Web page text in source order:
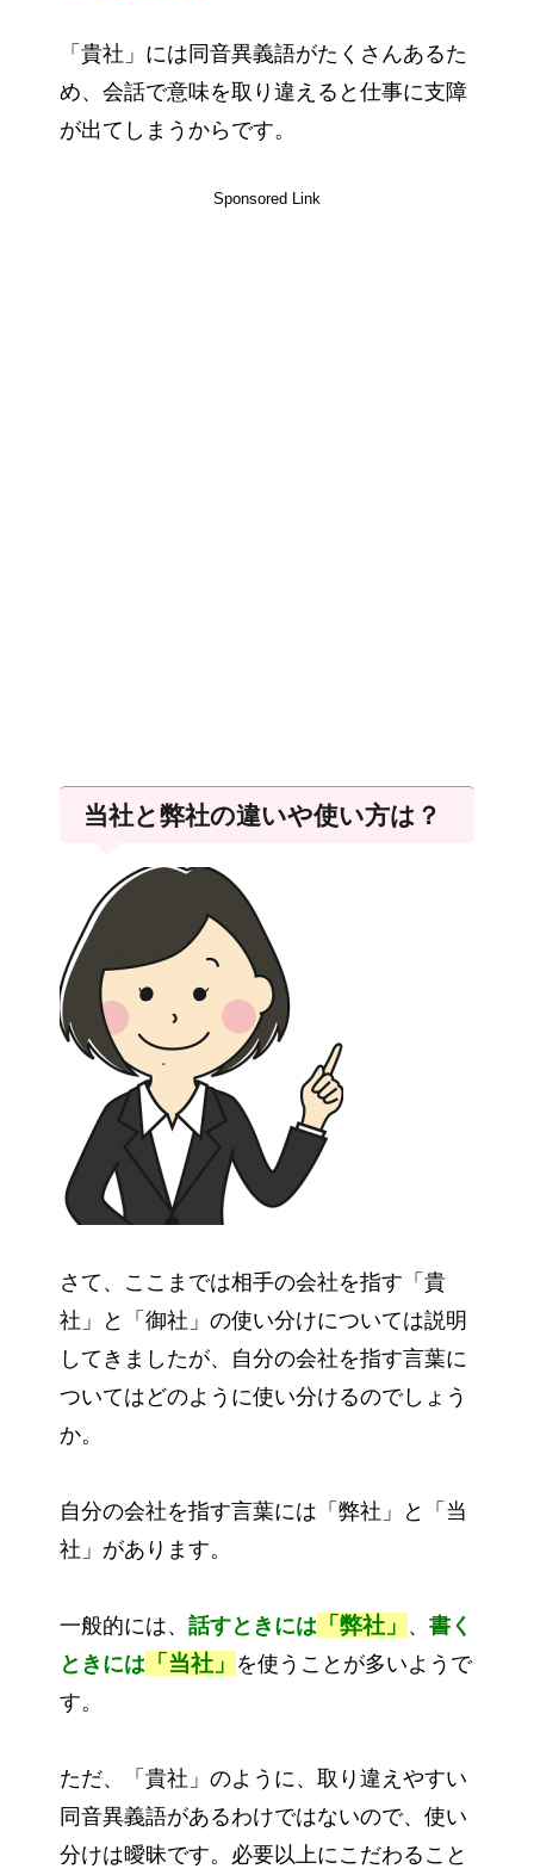
「貴社」には同音異義語がたくさんあるた
め、会話で意味を取り違えると仕事に支障
が出てしまうからです。
Sponsored Link
当社と弊社の違いや使い方は？
さて、ここまでは相手の会社を指す「貴
社」と「御社」の使い分けについては説明
してきましたが、自分の会社を指す言葉に
ついてはどのように使い分けるのでしょう
か。
自分の会社を指す言葉には「弊社」と「当
社」があります。
一般的には、 話すときには 「弊社」 、 書く
ときには 「当社」 を使うことが多いようで
す。
ただ、「貴社」のように、取り違えやすい
同音異義語があるわけではないので、使い
分けは曖昧です。必要以上にこだわること